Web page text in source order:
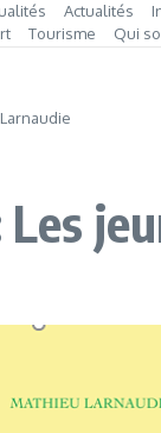
Actualités
Tourisme Qui